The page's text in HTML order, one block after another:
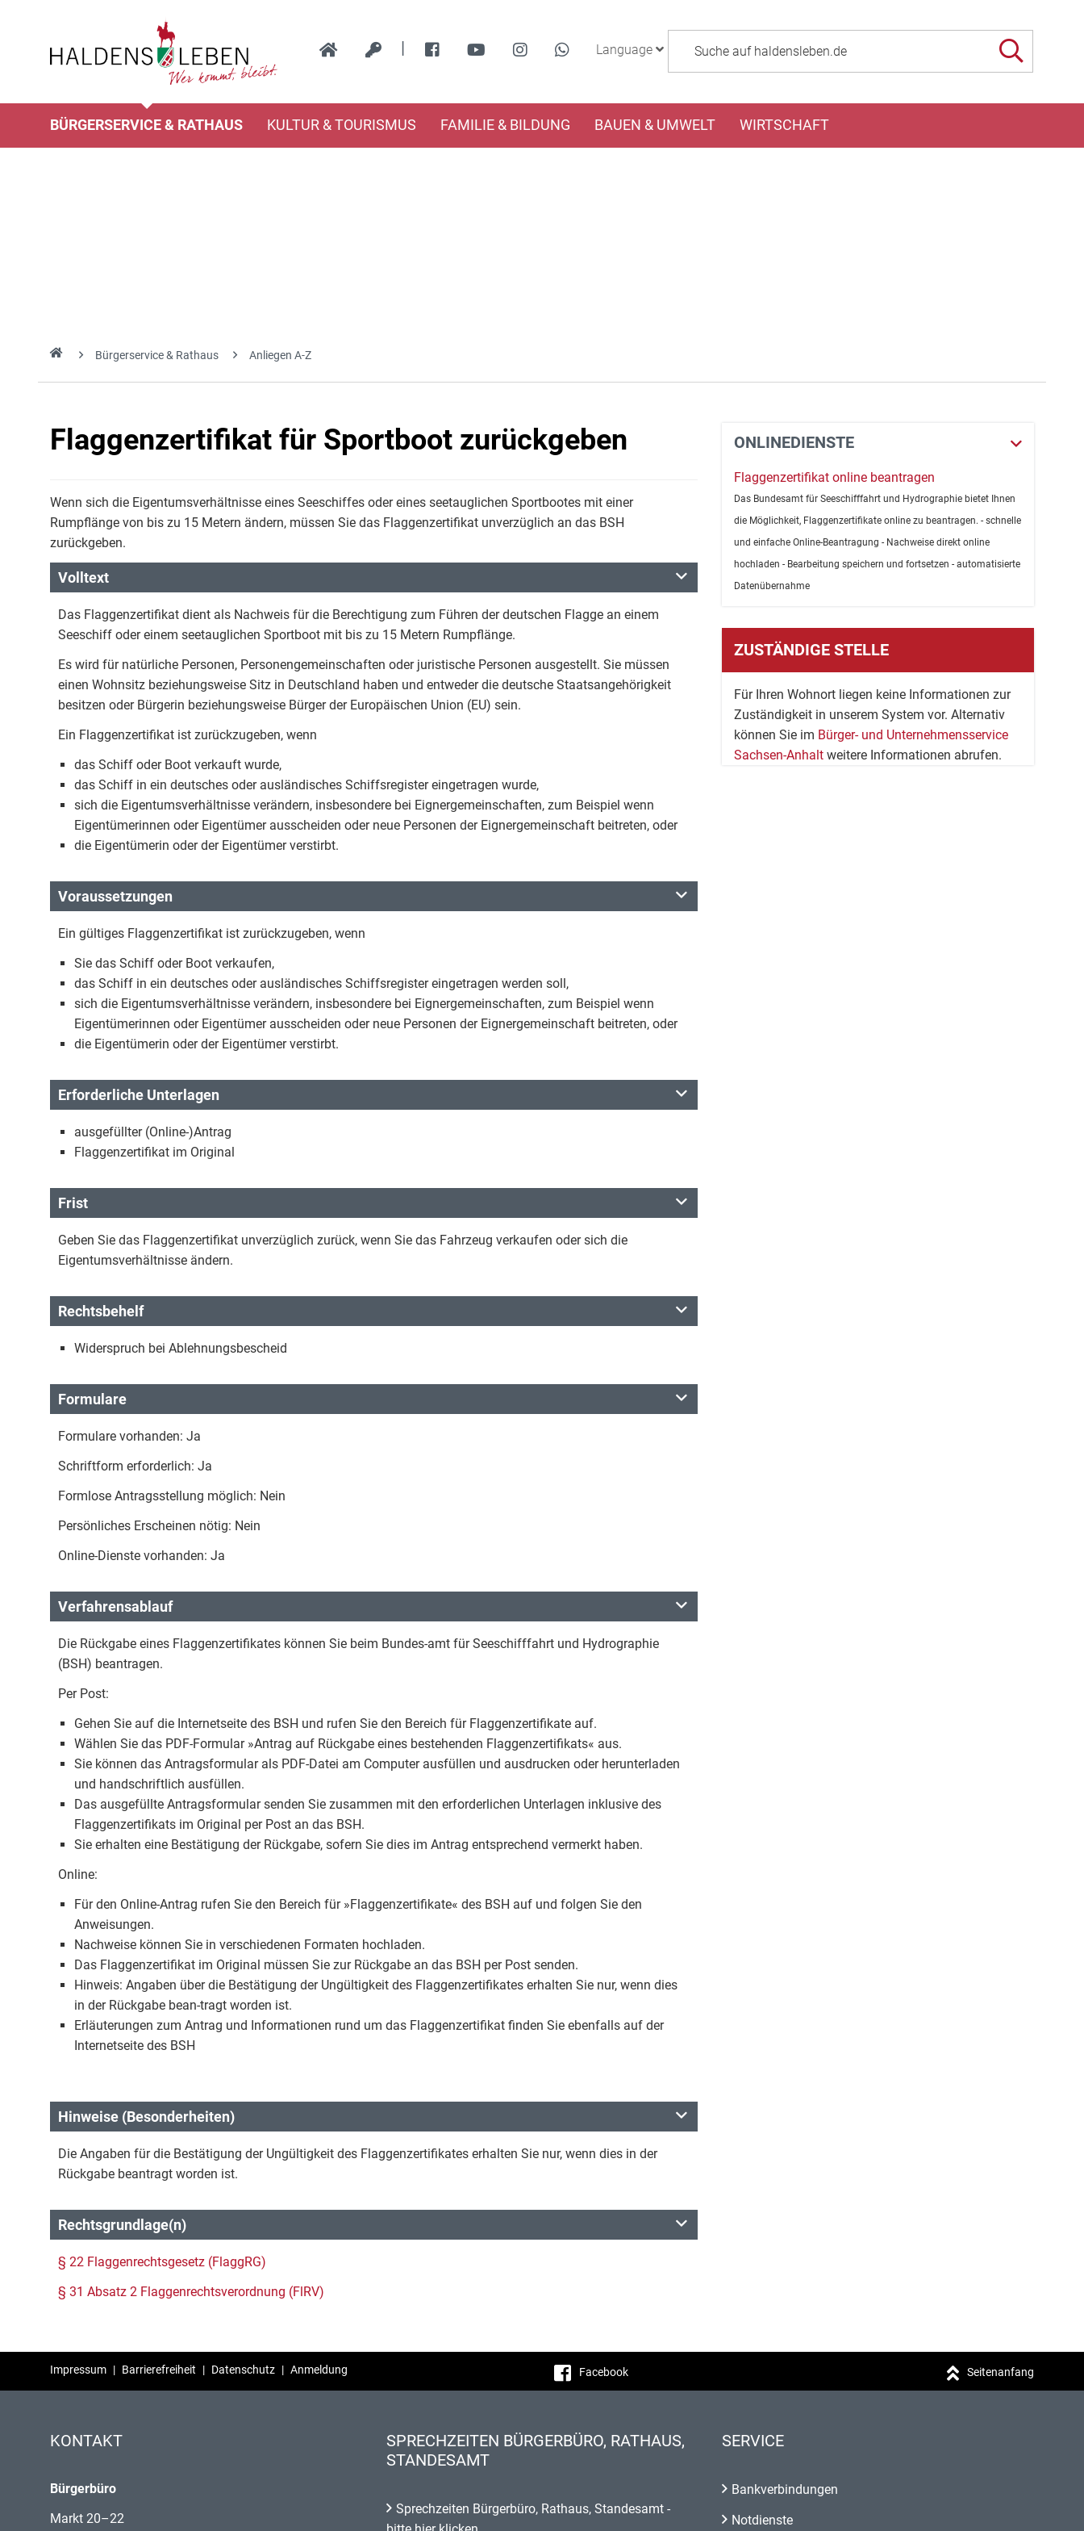
| Language
BÜRGERSERVICE & RATHAUS KULTUR & TOURISMUS FAMILIE & BILDUNG BAUEN & UMWELT WIRTSCHAFT
Bürgerservice & Rathaus Anliegen A-Z
Flaggenzertifikat für Sportboot zurückgeben
Wenn sich die Eigentumsverhältnisse eines Seeschiffes oder eines seetauglichen Sportbootes mit einer
Rumpflänge von bis zu 15 Metern ändern, müssen Sie das Flaggenzertifikat unverzüglich an das BSH
zurückgeben.
Volltext
Das Flaggenzertifikat dient als Nachweis für die Berechtigung zum Führen der deutschen Flagge an einem
Seeschiff oder einem seetauglichen Sportboot mit bis zu 15 Metern Rumpflänge.
Es wird für natürliche Personen, Personengemeinschaften oder juristische Personen ausgestellt. Sie müssen
einen Wohnsitz beziehungsweise Sitz in Deutschland haben und entweder die deutsche Staatsangehörigkeit
besitzen oder Bürgerin beziehungsweise Bürger der Europäischen Union (EU) sein.
Ein Flaggenzertifikat ist zurückzugeben, wenn
das Schiff oder Boot verkauft wurde,
das Schiff in ein deutsches oder ausländisches Schiffsregister eingetragen wurde,
sich die Eigentumsverhältnisse verändern, insbesondere bei Eignergemeinschaften, zum Beispiel wenn
Eigentümerinnen oder Eigentümer ausscheiden oder neue Personen der Eignergemeinschaft beitreten, oder
die Eigentümerin oder der Eigentümer verstirbt.
Voraussetzungen
Ein gültiges Flaggenzertifikat ist zurückzugeben, wenn
Sie das Schiff oder Boot verkaufen,
das Schiff in ein deutsches oder ausländisches Schiffsregister eingetragen werden soll,
sich die Eigentumsverhältnisse verändern, insbesondere bei Eignergemeinschaften, zum Beispiel wenn
Eigentümerinnen oder Eigentümer ausscheiden oder neue Personen der Eignergemeinschaft beitreten, oder
die Eigentümerin oder der Eigentümer verstirbt.
Erforderliche Unterlagen
ausgefüllter (Online-)Antrag
Flaggenzertifikat im Original
Frist
Geben Sie das Flaggenzertifikat unverzüglich zurück, wenn Sie das Fahrzeug verkaufen oder sich die
Eigentumsverhältnisse ändern.
Rechtsbehelf
Widerspruch bei Ablehnungsbescheid
Formulare
Formulare vorhanden: Ja
Schriftform erforderlich: Ja
Formlose Antragsstellung möglich: Nein
Persönliches Erscheinen nötig: Nein
Online-Dienste vorhanden: Ja
Verfahrensablauf
Die Rückgabe eines Flaggenzertifikates können Sie beim Bundes-amt für Seeschifffahrt und Hydrographie
(BSH) beantragen.
Per Post:
Gehen Sie auf die Internetseite des BSH und rufen Sie den Bereich für Flaggenzertifikate auf.
Wählen Sie das PDF-Formular »Antrag auf Rückgabe eines bestehenden Flaggenzertifikats« aus.
Sie können das Antragsformular als PDF-Datei am Computer ausfüllen und ausdrucken oder herunterladen
und handschriftlich ausfüllen.
Das ausgefüllte Antragsformular senden Sie zusammen mit den erforderlichen Unterlagen inklusive des
Flaggenzertifikats im Original per Post an das BSH.
Sie erhalten eine Bestätigung der Rückgabe, sofern Sie dies im Antrag entsprechend vermerkt haben.
Online:
Für den Online-Antrag rufen Sie den Bereich für »Flaggenzertifikate« des BSH auf und folgen Sie den
Anweisungen.
Nachweise können Sie in verschiedenen Formaten hochladen.
Das Flaggenzertifikat im Original müssen Sie zur Rückgabe an das BSH per Post senden.
Hinweis: Angaben über die Bestätigung der Ungültigkeit des Flaggenzertifikates erhalten Sie nur, wenn dies
in der Rückgabe bean-tragt worden ist.
Erläuterungen zum Antrag und Informationen rund um das Flaggenzertifikat finden Sie ebenfalls auf der
Internetseite des BSH
Hinweise (Besonderheiten)
Die Angaben für die Bestätigung der Ungültigkeit des Flaggenzertifikates erhalten Sie nur, wenn dies in der
Rückgabe beantragt worden ist.
Rechtsgrundlage(n)
§ 22 Flaggenrechtsgesetz (FlaggRG)
§ 31 Absatz 2 Flaggenrechtsverordnung (FlRV)
ONLINEDIENSTE
Flaggenzertifikat online beantragen
Das Bundesamt für Seeschifffahrt und Hydrographie bietet Ihnen
die Möglichkeit, Flaggenzertifikate online zu beantragen. - schnelle
und einfache Online-Beantragung - Nachweise direkt online
hochladen - Bearbeitung speichern und fortsetzen - automatisierte
Datenübernahme
ZUSTÄNDIGE STELLE
Für Ihren Wohnort liegen keine Informationen zur
Zuständigkeit in unserem System vor. Alternativ
können Sie im Bürger- und Unternehmensservice
Sachsen-Anhalt weitere Informationen abrufen.
Impressum | Barrierefreiheit | Datenschutz | Anmeldung Facebook Seitenanfang
KONTAKT
Bürgerbüro
Markt 20–22
SPRECHZEITEN BÜRGERBÜRO, RATHAUS,
STANDESAMT
Sprechzeiten Bürgerbüro, Rathaus, Standesamt -
SERVICE
Bankverbindungen
Notdienste